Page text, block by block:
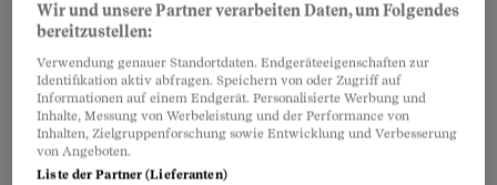
HausordnungHaustiere am Arbeitsplatz
bereits vorher verboten, was nun jedoch
konsequent durchgesetzt wird.
Partnerinhalte
Wir und unsere Partner verarbeiten Daten, um Folgendes
bereitzustellen:
Verwendung genauer Standortdaten. Endgeräteeigenschaften zur
Identifikation aktiv abfragen. Speichern von oder Zugriff auf
Informationen auf einem Endgerät. Personalisierte Werbung und
Inhalte, Messung von Werbeleistung und der Performance von
Inhalten, Zielgruppenforschung sowie Entwicklung und Verbesserung
von Angeboten.
Liste der Partner (Lieferanten)